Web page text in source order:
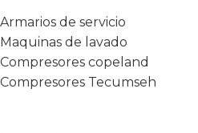
Armarios de servicio
Maquinas de lavado
Compresores copeland
Compresores Tecumseh